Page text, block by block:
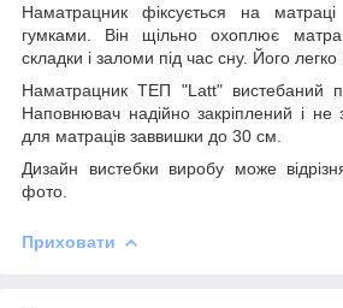
Наматрацник фіксується на
гумками. Він щільно охоплює
складки і заломи під час сну. Його легко
Наматрацник TEП "Latt" вистебаний
Наповнювач надійно закріплений і не
для матраців заввишки до 30 см.
Дизайн вистебки виробу може
фото.
Приховати